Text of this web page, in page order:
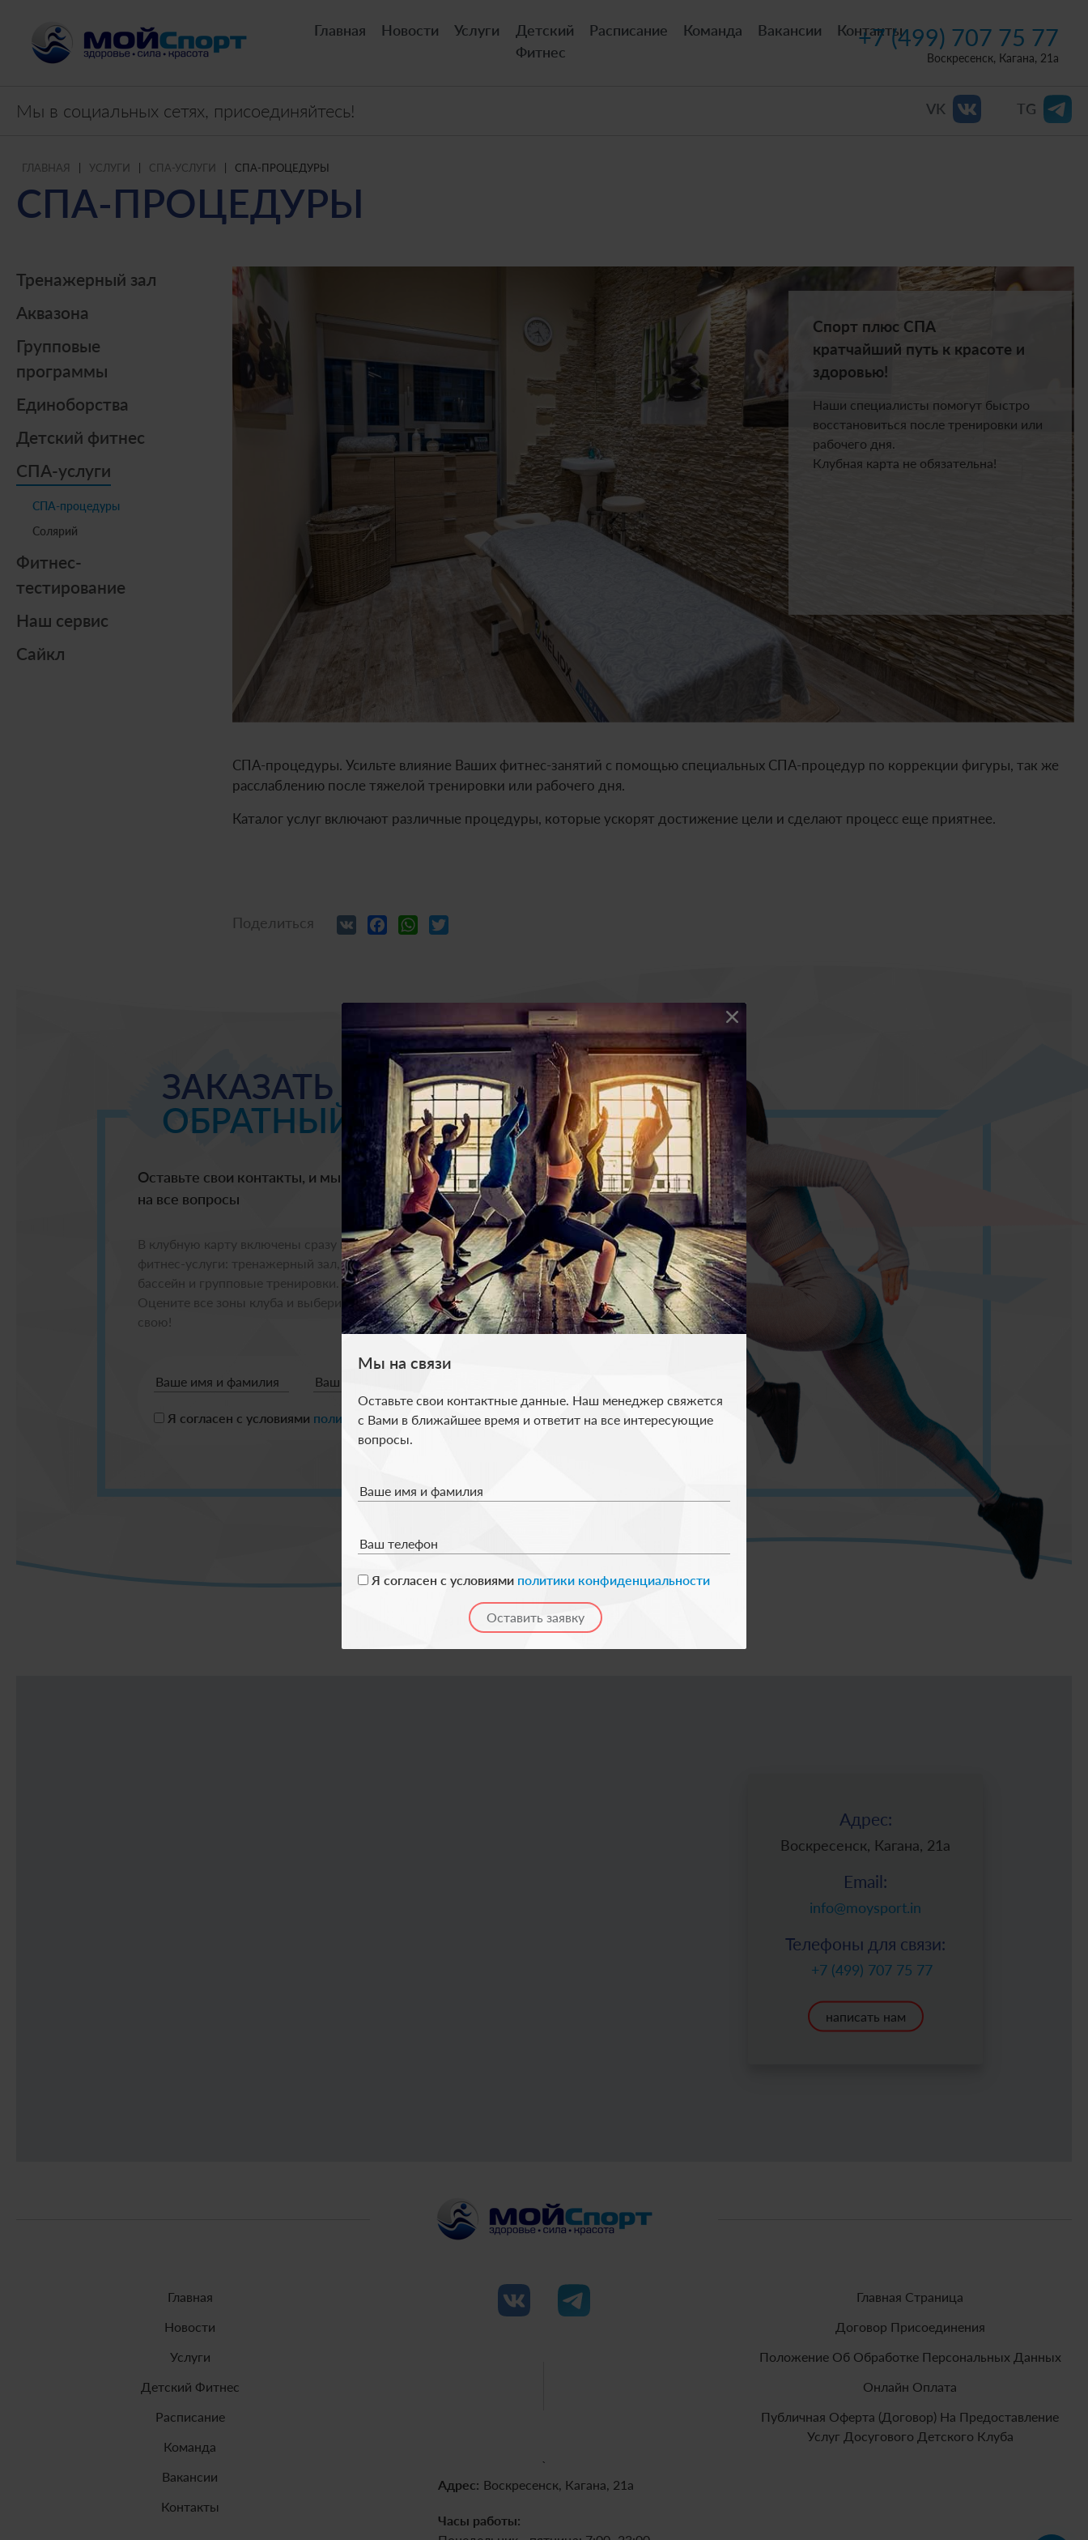
Главная Новости Услуги
Детский
Фитнес
Расписание Команда Вакансии Контакты
+7 (499) 707 75 77
Воскресенск, Кагана, 21а
Мы в социальных сетях, присоединяйтесь! VK TG
ГЛАВНАЯ УСЛУГИ СПА-УСЛУГИ СПА-ПРОЦЕДУРЫ
СПА-ПРОЦЕДУРЫ
Тренажерный зал
Аквазона
Групповые
программы
Единоборства
Детский фитнес
СПА-услуги
СПА-процедуры
Солярий
Фитнес-
тестирование
Наш сервис
Сайкл
Спорт плюс СПА
кратчайший путь к красоте и
здоровью!
Наши специалисты помогут быстро
восстановиться после тренировки или
рабочего дня.
Клубная карта не обязательна!
СПА-процедуры. Усильте влияние Ваших фитнес-занятий с помощью специальных СПА-процедур по коррекции фигуры, так же
расслаблению после тяжелой тренировки или рабочего дня.
Каталог услуг включают различные процедуры, которые ускорят достижение цели и сделают процесс еще приятнее.
Поделиться VK FacebookWhatsApp
ЗАКАЗАТЬ
ОБРАТНЫЙ ЗВОНОК
Оставьте свои контакты, и мы перезвоним, чтобы ответить
на все вопросы
В клубную карту включены сразу все
фитнес-услуги: тренажерный зал,
бассейн и групповые тренировки.
Оцените все зоны клуба и выберите
свою!
Ваше имя и фамилия Ваш телефон
Я согласен с условиями политики конфиденциальности
Адрес:
Воскресенск, Кагана, 21а
Email:
info@moysport.in
Телефоны для связи:
+7 (499) 707 75 77
написать нам
Главная
Новости
Услуги
Детский Фитнес
Расписание
Команда
Вакансии
Контакты
`
Адрес: Воскресенск, Кагана, 21а
Часы работы:
Главная Страница
Договор Присоединения
Положение Об Обработке Персональных Данных
Онлайн Оплата
Публичная Оферта (договор) На Предоставление
Услуг Досугового Детского Клуба
Мы на связи
Оставьте свои контактные данные. Наш менеджер свяжется
с Вами в ближайшее время и ответит на все интересующие
вопросы.
Ваше имя и фамилия
Ваш телефон
Я согласен с условиями политики конфиденциальности